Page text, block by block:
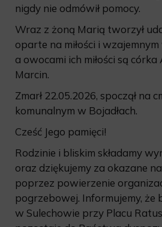
nigdy nie odmówił pomocy.
Wraz z żoną Marią tworzył
oparte na miłości i
a owocami ich miłości są
Marcin.
Zmarł 22.05.2026, spoczął na
komunalnym w Bojadłach.
Cześć Jego pamięci!
Rodzinie i bliskim składamy
oraz dziękujemy za okazane
poprzez powierzenie
pogrzebowej. Informujemy, że
w Sulechowie przy Placu